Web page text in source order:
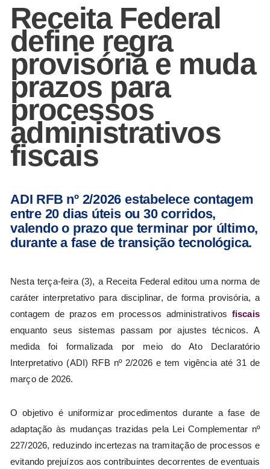
Receita Federal
define regra
provisória e muda
prazos para
processos
administrativos
fiscais
ADI RFB nº 2/2026 estabelece contagem
entre 20 dias úteis ou 30 corridos,
valendo o prazo que terminar por último,
durante a fase de transição tecnológica.
Nesta terça-feira (3), a Receita Federal editou uma norma de
caráter interpretativo para disciplinar, de forma provisória, a
contagem de prazos em processos administrativos fiscais
enquanto seus sistemas passam por ajustes técnicos. A
medida foi formalizada por meio do Ato Declaratório
Interpretativo (ADI) RFB nº 2/2026 e tem vigência até 31 de
março de 2026.
O objetivo é uniformizar procedimentos durante a fase de
adaptação às mudanças trazidas pela Lei Complementar nº
227/2026, reduzindo incertezas na tramitação de processos e
evitando prejuízos aos contribuintes decorrentes de eventuais